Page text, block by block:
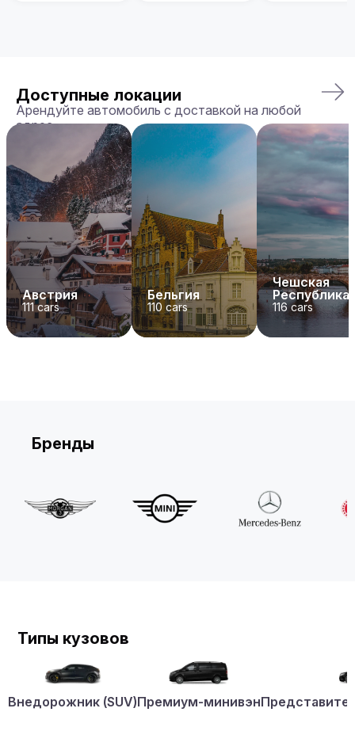
Доступные локации
Арендуйте автомобиль с доставкой на любой
адрес
Австрия
111cars
Бельгия
110 cars
Чешская
Республика
116cars
Бренды
Типы кузовов
Внедорожник (SUV)Премиум-минивэн